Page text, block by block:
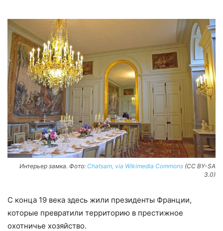
Интерьер замка. Фото: Chatsam, via Wikimedia Commons (CC BY-SA
3.0)
С конца 19 века здесь жили президенты Франции,
которые превратили территорию в престижное
охотничье хозяйство.